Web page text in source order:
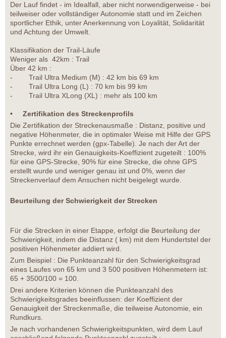
Der Lauf findet - im Idealfall, aber nicht norwendigerweise - bei
teilweiser oder vollständiger Autonomie statt und im Zeichen
sportlicher Ethik, unter Anerkennung von Loyalität, Solidarität
und Achtung der Umwelt.
Klassifikation der Trail-Läufe
Weniger als 42km : Trail
Über 42 km :
- Trail Ultra Medium (M) : 42 km bis 69 km
- Trail Ultra Long (L) : 70 km bis 99 km
- Trail Ultra XLong (XL) : mehr als 100 km
• Zertifikation des Streckenprofils
Die Zertifikation der Streckenausmaße : Distanz, positive und
negative Höhenmeter, die in optimaler Weise mit Hilfe der GPS
Punkte errechnet werden (gpx-Tabelle). Je nach der Art der
Strecke, wird ihr ein Genauigkeits-Koeffizient zugeteilt : 100%
für eine GPS-Strecke, 90% für eine Strecke, die ohne GPS
erstellt wurde und weniger genau ist und 0%, wenn der
Streckenverlauf dem Ansuchen nicht beigelegt wurde.
Beurteilung der Schwierigkeit der Strecken
Für die Strecken in einer Etappe, erfolgt die Beurteilung der
Schwierigkeit, indem die Distanz ( km) mit dem Hundertstel der
positiven Höhenmeter addiert wird.
Zum Beispiel : Die Punkteanzahl für den Schwierigkeitsgrad
eines Laufes von 65 km und 3 500 positiven Höhenmetern ist:
65 + 3500/100 = 100.
Drei andere Kriterien können die Punkteanzahl des
Schwierigkeitsgrades beeinflussen: der Koeffizient der
Genauigkeit der Streckenmaße, die teilweise Autonomie, ein
Rundkurs.
Je nach vorhandenen Schwierigkeitspunkten, wird dem Lauf